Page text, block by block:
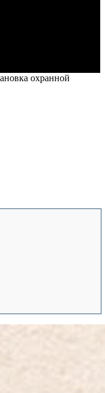
охранной